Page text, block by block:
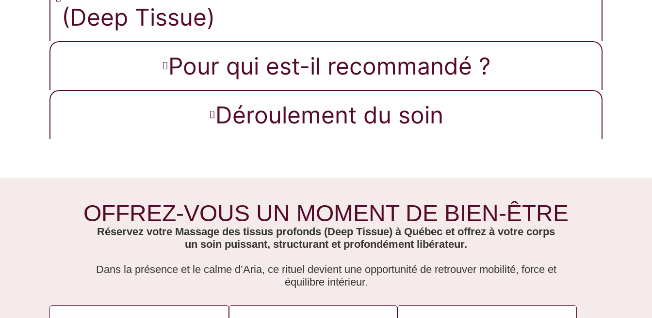
(Deep Tissue)
Pour qui est-il recommandé ?​
Déroulement du soin​
OFFREZ-VOUS UN MOMENT DE BIEN-ÊTRE
Réservez votre Massage des tissus profonds (Deep Tissue) à Québec et offrez à votre corps
un soin puissant, structurant et profondément libérateur.
Dans la présence et le calme d’Aria, ce rituel devient une opportunité de retrouver mobilité, force et
équilibre intérieur.